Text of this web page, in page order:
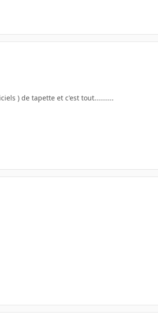
) de tapette et c'est tout..........